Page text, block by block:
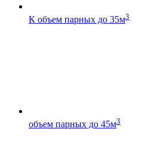
К объем парных до 35м3
объем парных до 45м3